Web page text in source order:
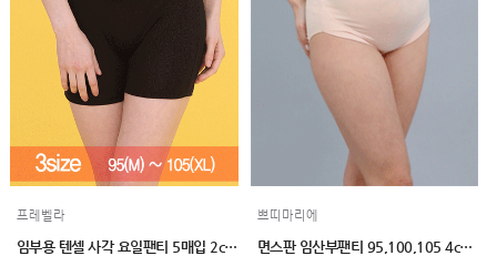
프레벨라
임부용 텐셀 사각 요일팬티 5매입 2color 3size
쁘띠마리에
면스판 임산부팬티 95,100,105 4color 임파선부담완화